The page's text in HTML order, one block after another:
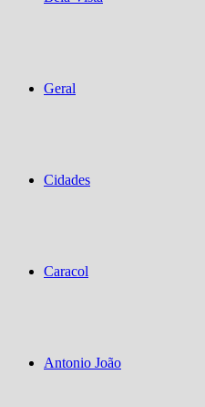
Geral
Cidades
Caracol
Antonio João